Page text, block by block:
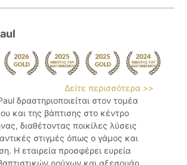
Δείτε περισσότερα >>
δραστηριοποιείται στον τομέα
και της βάπτισης στο κέντρο
διαθέτοντας ποικίλες λύσεις
στιγμές όπως ο γάμος και
Η εταιρεία προσφέρει ευρεία
ρούχων και αξεσουάρ,